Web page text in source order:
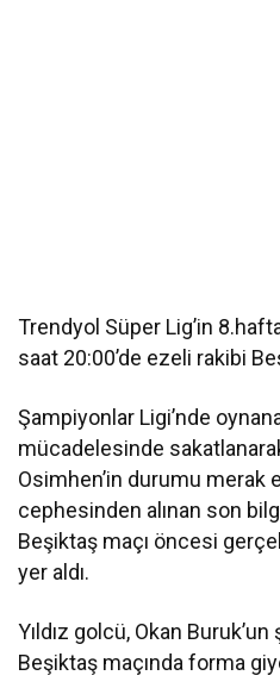
Trendyol Süper Lig’in
saat 20:00’de ezeli rakibi
Şampiyonlar Ligi’nde
mücadelesinde
Osimhen’in durumu merak
cephesinden alınan son
Beşiktaş maçı öncesi
yer aldı.
Yıldız golcü, Okan
Beşiktaş maçında forma